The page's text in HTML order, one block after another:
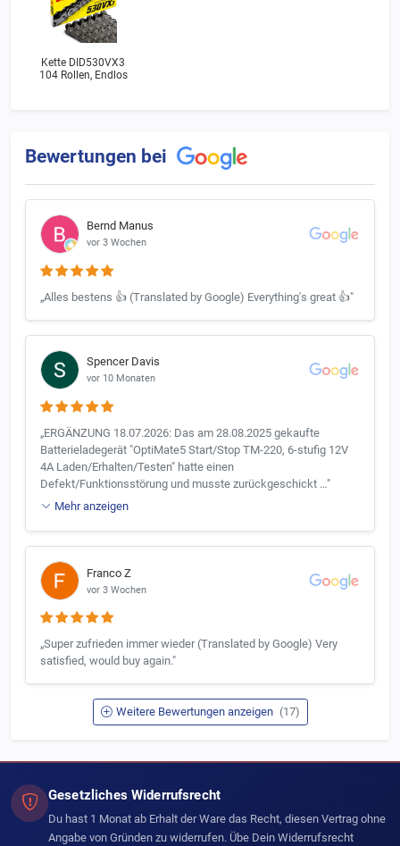
Kette DID530VX3
104 Rollen, Endlos
Bewertungen bei
Bernd Manus
vor 3 Wochen
„Alles bestens 👍 (Translated by Google) Everything's great 👍"
Spencer Davis
vor 10 Monaten
„ERGÄNZUNG 18.07.2026: Das am 28.08.2025 gekaufte
Batterieladegerät "OptiMate5 Start/Stop TM-220, 6-stufig 12V
4A Laden/Erhalten/Testen" hatte einen
Defekt/Funktionsstörung und musste zurückgeschickt …"
Mehr anzeigen
Franco Z
vor 3 Wochen
„Super zufrieden immer wieder (Translated by Google) Very
satisfied, would buy again."
Weitere Bewertungen anzeigen (17)
Gesetzliches Widerrufsrecht
Du hast 1 Monat ab Erhalt der Ware das Recht, diesen Vertrag ohne
Angabe von Gründen zu widerrufen. Übe Dein Widerrufsrecht